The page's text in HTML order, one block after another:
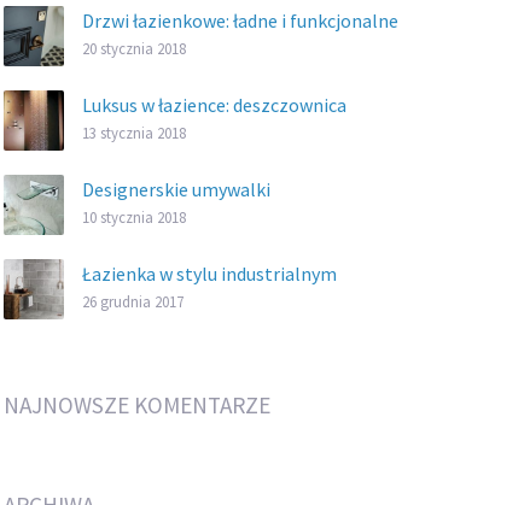
Drzwi łazienkowe: ładne i funkcjonalne
20 stycznia 2018
Luksus w łazience: deszczownica
13 stycznia 2018
Designerskie umywalki
10 stycznia 2018
Łazienka w stylu industrialnym
26 grudnia 2017
NAJNOWSZE KOMENTARZE